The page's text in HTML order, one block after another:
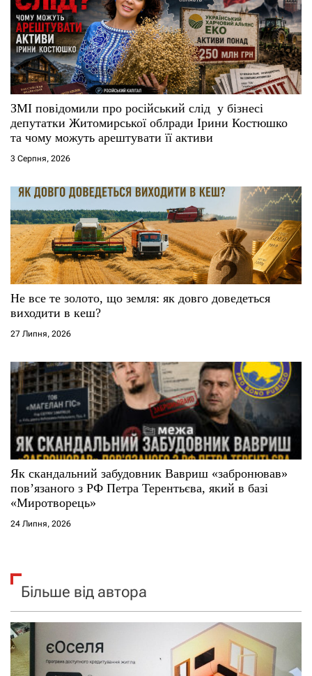
а
п
и
с
і
ЗМІ повідомили про російський слід у бізнесі
депутатки Житомирської облради Ірини Костюшко
та чому можуть арештувати її активи
3 Серпня, 2026
Не все те золото, що земля: як довго доведеться
виходити в кеш?
27 Липня, 2026
Як скандальний забудовник Вавриш «забронював»
повʼязаного з РФ Петра Терентьєва, який в базі
«Миротворець»
24 Липня, 2026
Більше від автора